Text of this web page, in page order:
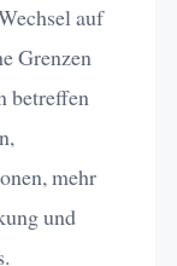
auf
Grenzen
betreffen
mehr
und